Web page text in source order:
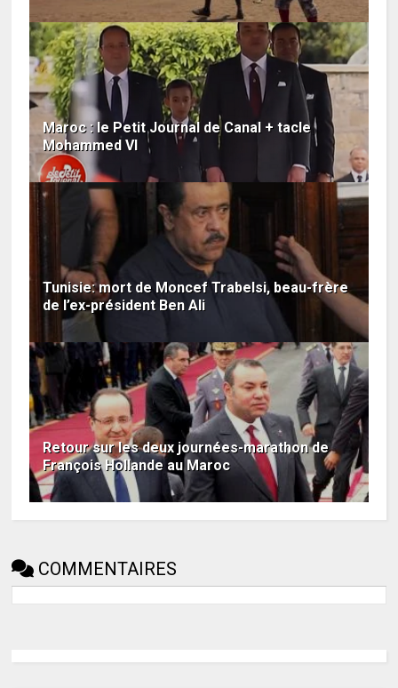
Maroc : le Petit Journal de Canal + tacle
Mohammed VI
Tunisie: mort de Moncef Trabelsi, beau-frère
de l’ex-président Ben Ali
Retour sur les deux journées-marathon de
François Hollande au Maroc
COMMENTAIRES